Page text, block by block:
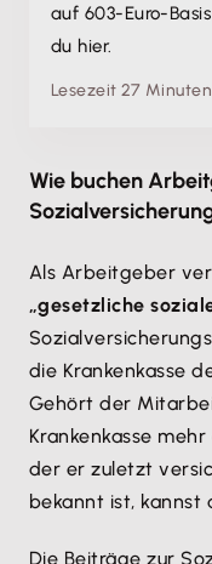
auf 603-Euro-
du hier.
Lesezeit 27 Minuten
Wie buchen
Als Arbeitgeber
„gesetzliche
die Krankenkasse
Gehört der
Krankenkasse
der er zuletzt
bekannt ist, kannst
Die Beiträge zur